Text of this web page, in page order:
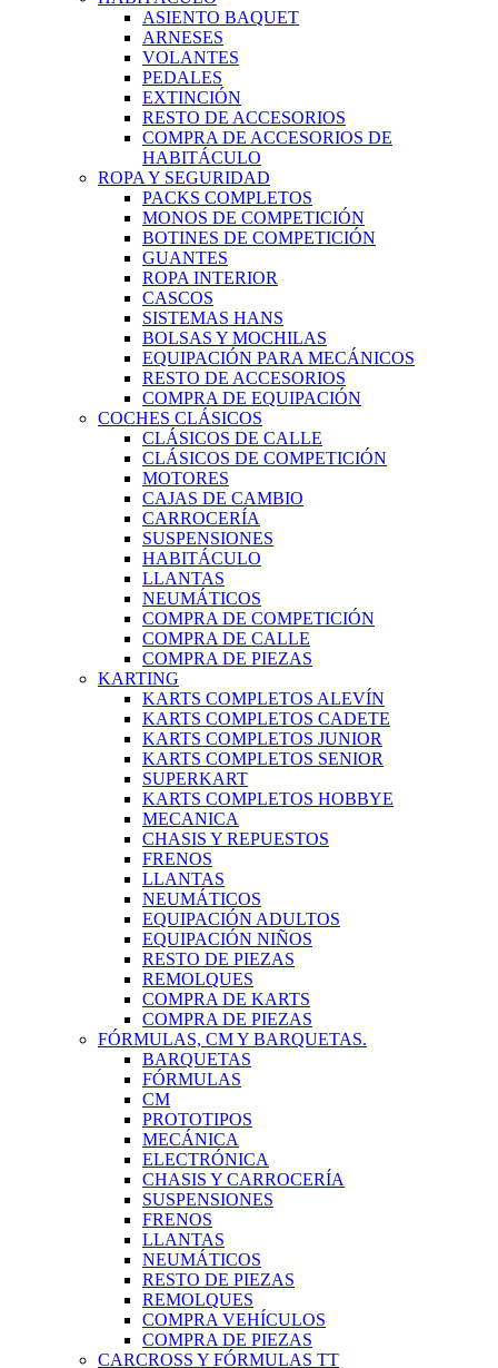
ASIENTO BAQUET
ARNESES
VOLANTES
PEDALES
EXTINCIÓN
RESTO DE ACCESORIOS
COMPRA DE ACCESORIOS DE
HABITÁCULO
ROPA Y SEGURIDAD
PACKS COMPLETOS
MONOS DE COMPETICIÓN
BOTINES DE COMPETICIÓN
GUANTES
ROPA INTERIOR
CASCOS
SISTEMAS HANS
BOLSAS Y MOCHILAS
EQUIPACIÓN PARA MECÁNICOS
RESTO DE ACCESORIOS
COMPRA DE EQUIPACIÓN
COCHES CLÁSICOS
CLÁSICOS DE CALLE
CLÁSICOS DE COMPETICIÓN
MOTORES
CAJAS DE CAMBIO
CARROCERÍA
SUSPENSIONES
HABITÁCULO
LLANTAS
NEUMÁTICOS
COMPRA DE COMPETICIÓN
COMPRA DE CALLE
COMPRA DE PIEZAS
KARTING
KARTS COMPLETOS ALEVÍN
KARTS COMPLETOS CADETE
KARTS COMPLETOS JUNIOR
KARTS COMPLETOS SENIOR
SUPERKART
KARTS COMPLETOS HOBBYE
MECANICA
CHASIS Y REPUESTOS
FRENOS
LLANTAS
NEUMÁTICOS
EQUIPACIÓN ADULTOS
EQUIPACIÓN NIÑOS
RESTO DE PIEZAS
REMOLQUES
COMPRA DE KARTS
COMPRA DE PIEZAS
FÓRMULAS, CM Y BARQUETAS.
BARQUETAS
FÓRMULAS
CM
PROTOTIPOS
MECÁNICA
ELECTRÓNICA
CHASIS Y CARROCERÍA
SUSPENSIONES
FRENOS
LLANTAS
NEUMÁTICOS
RESTO DE PIEZAS
REMOLQUES
COMPRA VEHÍCULOS
COMPRA DE PIEZAS
CARCROSS Y FÓRMULAS TT